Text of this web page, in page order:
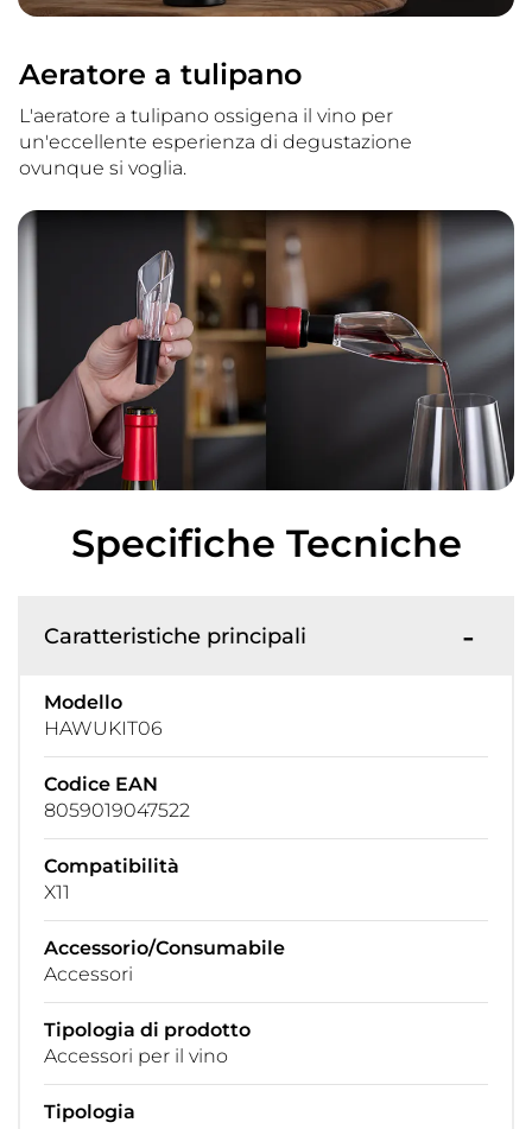
Aeratore a tulipano
L'aeratore a tulipano ossigena il vino per
un'eccellente esperienza di degustazione
ovunque si voglia.
Specifiche Tecniche
Caratteristiche principali
Modello
HAWUKIT06
Codice EAN
8059019047522
Compatibilità
X11
Accessorio/Consumabile
Accessori
Tipologia di prodotto
Accessori per il vino
Tipologia